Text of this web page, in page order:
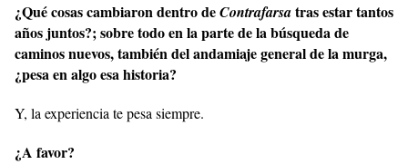
¿Qué cosas cambiaron dentro deContrafarsatras estar tantos
años juntos?; sobre todo en la parte de la búsqueda de
caminos nuevos, también del andamiaje general de la murga,
¿pesa en algo esa historia?
Y, la experiencia te pesa siempre.
¿A favor?